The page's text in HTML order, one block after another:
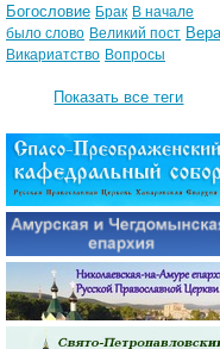
Богословие Брак В начале
было слово Великий пост Вера
Викариатство Вопросы
Показать все теги